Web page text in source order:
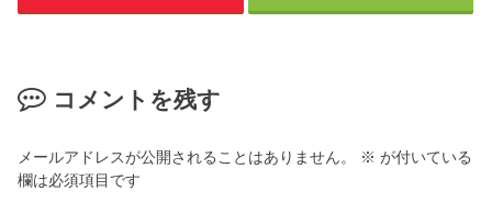
コメントを残す
メールアドレスが公開されることはありません。 ※ が付いている
欄は必須項目です